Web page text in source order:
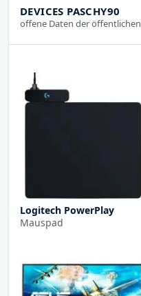
DEVICES PASCHY90
offene Daten der
Logitech PowerPlay
Mauspad